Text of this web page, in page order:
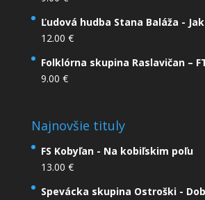
Ľudová hudba Stana Baláža -
12.00 €
Folklórna skupina Raslavičan –
9.00 €
Najnovšie tituly
FS Kobyľan - Na kobiľskim poľu
13.00 €
Spevácka skupina Ostroški -